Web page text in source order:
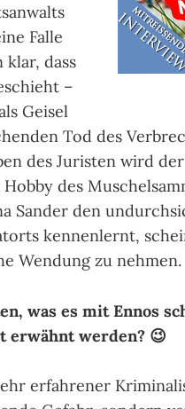
Falle
dass
–
Geisel
Tod des
des Juristen wird
des
Sander den
kennenlernt,
Wendung zu nehmen.
was es mit Ennos
erwähnt werden? 😉
erfahrener